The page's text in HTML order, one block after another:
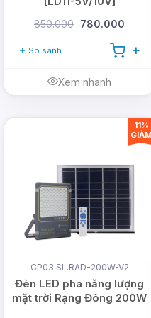
đường cao tốc,
Chiếu sáng cho
nông thôn
viên trường học,
Địa chỉ
lượng mặt
chất lượng
DMT Solar là nhà
hàng tin tưởng và
qua.
850.000 780.000
So sánh
Xem nhanh
CP03.SL.RAD-200W-V2
Đèn LED pha năng lượng
mặt trời Rạng Đông 200W
11%
GIẢM